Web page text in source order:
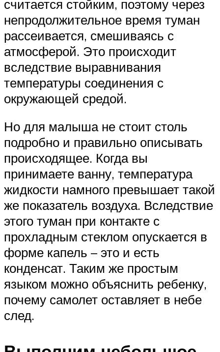
считается стойким, поэтому через
непродолжительное время туман
рассеивается, смешиваясь с
атмосферой. Это происходит
вследствие выравнивания
температуры соединения с
окружающей средой.
Но для малыша не стоит столь
подробно и правильно описывать
происходящее. Когда вы
принимаете ванну, температура
жидкости намного превышает такой
же показатель воздуха. Вследствие
этого туман при контакте с
прохладным стеклом опускается в
форме капель – это и есть
конденсат. Таким же простым
языком можно объяснить ребенку,
почему самолет оставляет в небе
след.